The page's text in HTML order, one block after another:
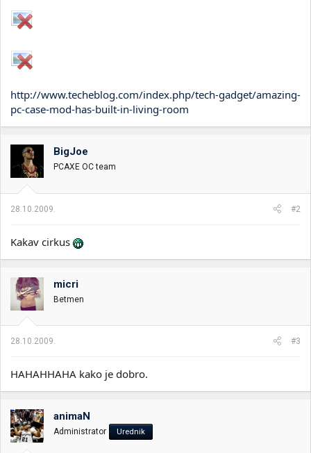
http://www.techeblog.com/index.php/tech-gadget/amazing-
pc-case-mod-has-built-in-living-room
BigJoe
PCAXE OC team
28.10.2009. #2
Kakav cirkus
micri
Betmen
28.10.2009. #3
HAHAHHAHA kako je dobro.
animaN
Administrator Urednik